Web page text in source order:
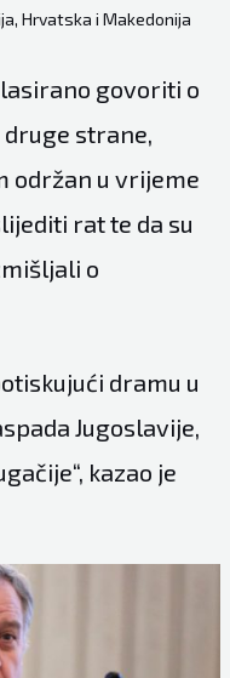
Hrvatska i Makedonija
govoriti o
strane,
održan u vrijeme
rat te da su
o
dramu u
Jugoslavije,
kazao je